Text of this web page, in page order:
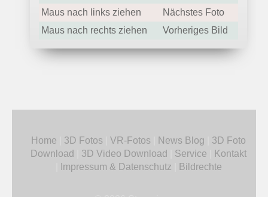
Maus nach links ziehen
Nächstes Foto
Maus nach rechts ziehen
Vorheriges Bild
Home 3D Fotos VR-Fotos News Blog
3D Foto
Download
3D Video Download Service
Kontakt
Impressum & Datenschutz Bildrechte